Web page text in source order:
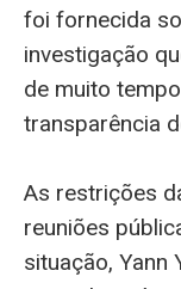
foi fornecida
investigação
de muito
transparência
As restrições
reuniões
situação, Yann